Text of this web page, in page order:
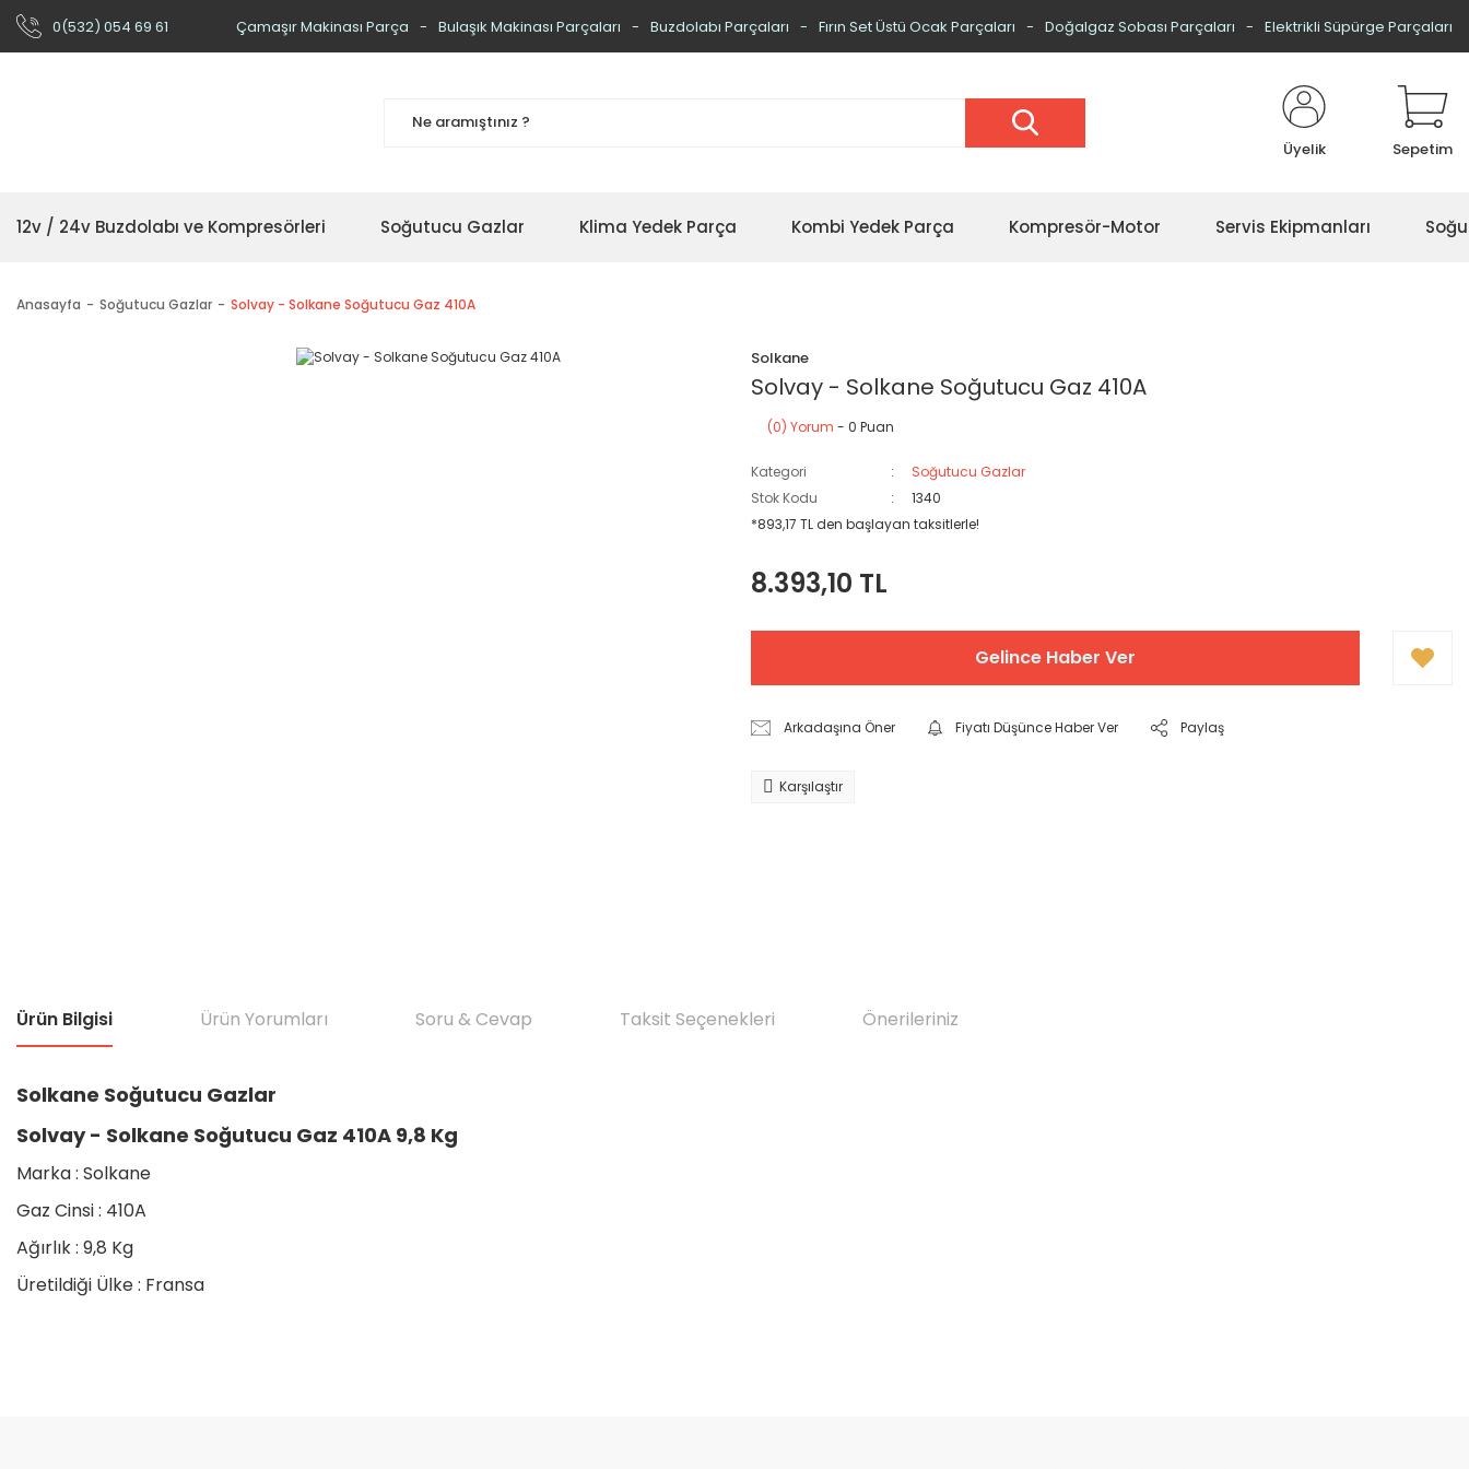
0(532) 054 69 61 Çamaşır Makinası Parça Bulaşık Makinası Parçaları Buzdolabı Parçaları Fırın Set Üstü Ocak Parçaları Doğalgaz Sobası Parçaları Elektrikli Süpürge Parçaları
Üyelik Sepetim
12v / 24v Buzdolabı ve Kompresörleri Soğutucu Gazlar Klima Yedek Parça Kombi Yedek Parça Kompresör-Motor Servis Ekipmanları
Anasayfa Soğutucu Gazlar Solvay - Solkane Soğutucu Gaz 410A
Solkane
Solvay - Solkane Soğutucu Gaz 410A
(0) Yorum - 0 Puan
Kategori
Soğutucu Gazlar
Stok Kodu
1340
*893,17 TL den başlayan taksitlerle!
8.393,10 TL
Gelince Haber Ver
Arkadaşına Öner Fiyatı Düşünce Haber Ver Paylaş
Karşılaştır
Ürün Bilgisi Ürün Yorumları Soru & Cevap Taksit Seçenekleri Önerileriniz
Solkane Soğutucu Gazlar
Solvay - Solkane Soğutucu Gaz 410A 9,8 Kg
Marka : Solkane
Gaz Cinsi : 410A
Ağırlık : 9,8 Kg
Üretildiği Ülke : Fransa